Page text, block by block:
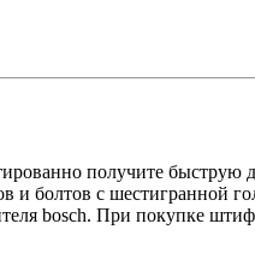
получите быструю
и болтов с
bosch. При покупке